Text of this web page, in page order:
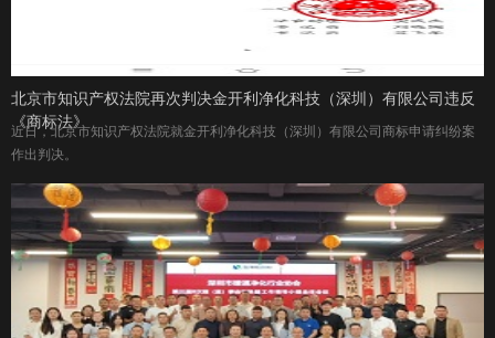
北京市知识产权法院再次判决金开利净化科技（深圳）有限公司违反
《商标法》
近日，北京市知识产权法院就金开利净化科技（深圳）有限公司商标申请纠纷案
作出判决。